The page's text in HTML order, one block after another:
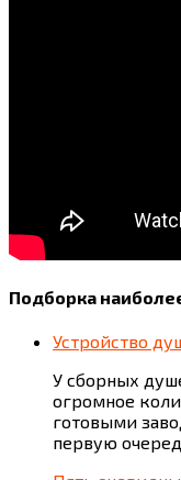
Подборка
Устройство
У сборных
огромное
готовыми
первую